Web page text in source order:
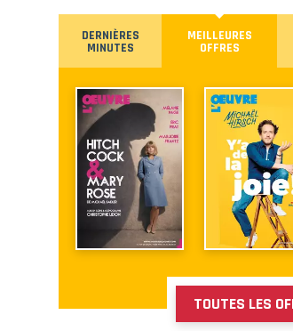
DERNIÈRES
MINUTES
MEILLEURES
OFFRES
TOUTES LES